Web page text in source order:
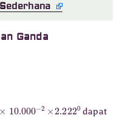
Ganda
10.000 −2 2.2220dapat